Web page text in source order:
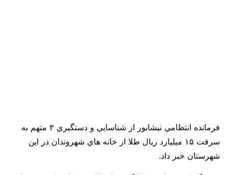
فرمانده انتظامي نيشابور از شناسايي و دستگيري ۳ متهم به
سرقت ۱۵ میلیارد ریال طلا از خانه هاي شهروندان‌ در این
شهرستان خبر داد.